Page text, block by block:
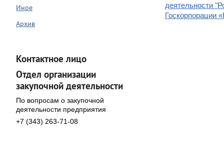
деятельности
Госкорпорации
Иное
Архив
Контактное лицо
Отдел организации
закупочной деятельности
По вопросам о закупочной
деятельности предприятия
+7 (343) 263-71-08